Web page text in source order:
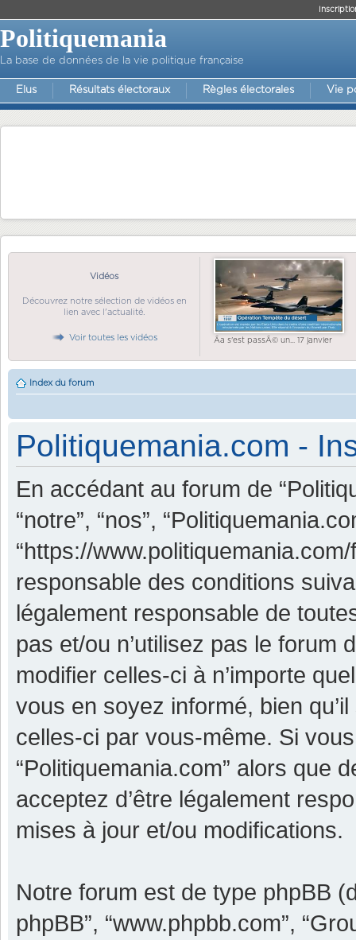
Politiquemania
La base de données de la vie politique française
Elus Résultats électoraux Règles électorales Vie
Vidéos
Découvrez notre sélection de vidéos en
lien avec l'actualité.
Voir toutes les vidéos Ãa s'est passÃ© un... 17 janvier
Index du forum
Politiquemania.com -
En accédant au forum de
“notre”, “nos”,
“https://
responsable des conditions
légalement responsable de
pas et/ou n’utilisez pas le forum
modifier celles-ci à n’importe
vous en soyez informé, bien
celles-ci par vous-même. Si
“Politiquemania.com” alors que
acceptez d’être légalement
mises à jour et/ou modifications.
Notre forum est de type phpBB
phpBB”, “www.phpbb.com”,